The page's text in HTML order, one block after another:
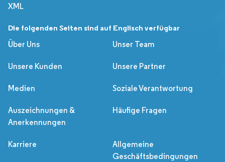
XML
Die folgenden Seiten sind auf Englisch verfügbar
Über Uns
Unser Team
Unsere Kunden Unsere Partner
Medien Soziale Verantwortung
Auszeichnungen &
Anerkennungen
Häufige Fragen
Karriere
Allgemeine
Geschäftsbedingungen